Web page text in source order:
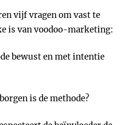
vijf vragen om vast te
is van voodoo-marketing:
bewust en met intentie
is de methode?